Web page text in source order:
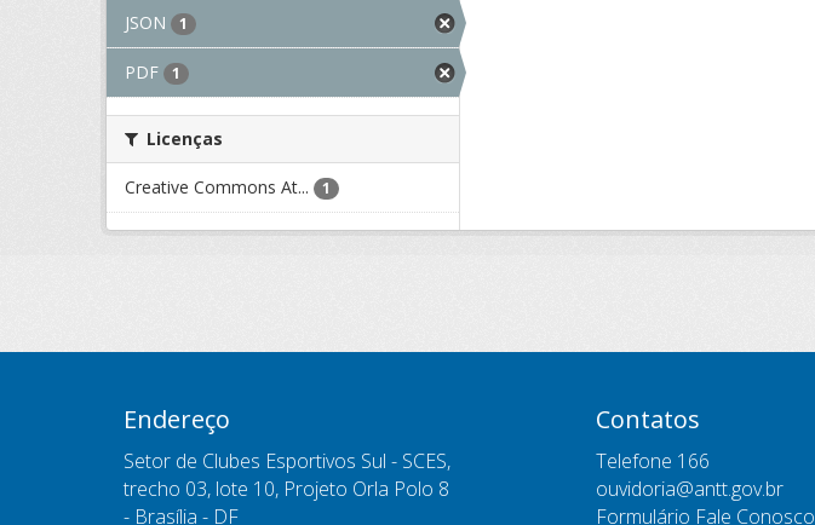
JSON 1
PDF 1
Licenças
Creative Commons At... 1
Endereço
Setor de Clubes Esportivos Sul - SCES,
trecho 03, lote 10, Projeto Orla Polo 8
- Brasília - DF
Contatos
Telefone 166
ouvidoria@antt.gov.br
Formulário Fale Conosco